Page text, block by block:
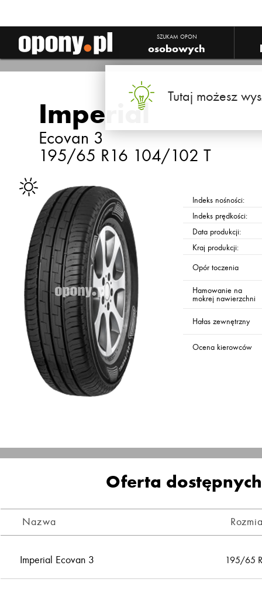
SZUKAM OPON
osobowych
Tutaj możesz
Imperial
Ecovan 3
195/65 R16 104/102 T
Indeks nośności:
Indeks prędkości:
Data produkcji:
Kraj produkcji:
Opór toczenia
Hamowanie na
mokrej nawierzchni
Hałas zewnętrzny
Ocena kierowców
Oferta
Nazwa
Imperial Ecovan 3 195/65